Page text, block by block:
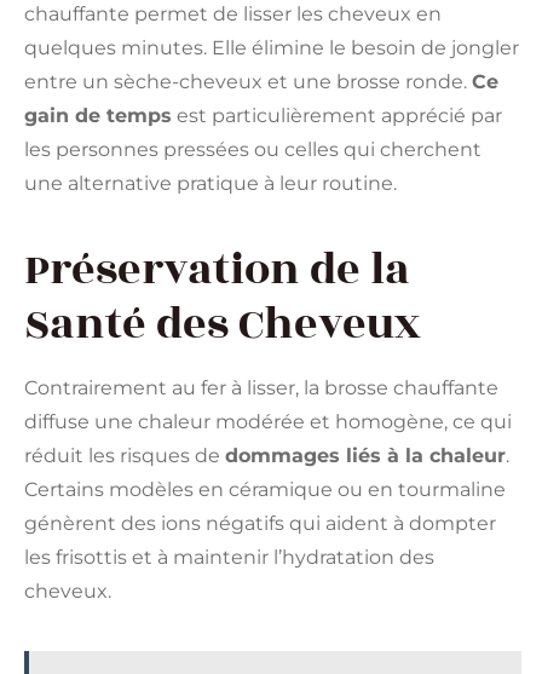
chauffante permet de lisser les cheveux en
quelques minutes. Elle élimine le besoin de jongler
entre un sèche-cheveux et une brosse ronde. Ce
gain de temps est particulièrement apprécié par
les personnes pressées ou celles qui cherchent
une alternative pratique à leur routine.
Préservation de la
Santé des Cheveux
Contrairement au fer à lisser, la brosse chauffante
diffuse une chaleur modérée et homogène, ce qui
réduit les risques de dommages liés à la chaleur.
Certains modèles en céramique ou en tourmaline
génèrent des ions négatifs qui aident à dompter
les frisottis et à maintenir l’hydratation des
cheveux.